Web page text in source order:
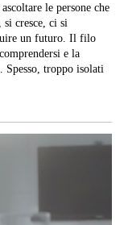
le persone che
si cresce, ci si
un futuro. Il filo
e la
Spesso, troppo isolati